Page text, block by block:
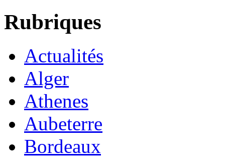
Rubriques
Actualités
Alger
Athenes
Aubeterre
Bordeaux